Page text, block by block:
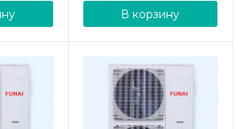
В корзину